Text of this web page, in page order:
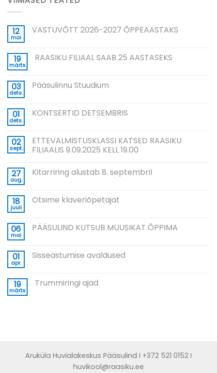
12
mai
VASTUVÕTT 2026-2027 ÕPPEAASTAKS
19
märts
RAASIKU FILIAAL SAAB 25 AASTASEKS
03
dets.
Pääsulinnu Stuudium
01
dets.
KONTSERTID DETSEMBRIS
02
sept.
ETTEVALMISTUSKLASSI KATSED RAASIKU
FILIAALIS 9.09.2025 KELL 19.00
27
aug.
Kitarriring alustab 8. septembril
18
juuli
Otsime klaveriõpetajat
06
mai
PÄÄSULIND KUTSUB MUUSIKAT ÕPPIMA
01
apr.
Sisseastumise avaldused
19
märts
Trummiringi ajad
Aruküla Huvialakeskus Pääsulind I +372 521 0152 I
huvikool@raasiku.ee